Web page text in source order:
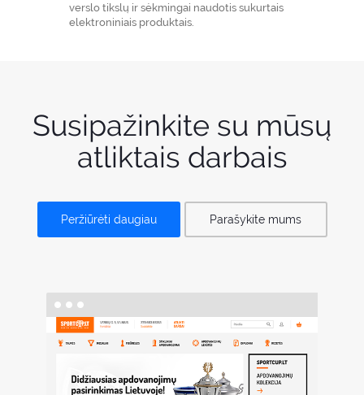
verslo tikslų ir sėkmingai naudotis sukurtais
elektroniniais produktais.
Susipažinkite su mūsų
atliktais darbais
Peržiūrėti daugiau Parašykite mums